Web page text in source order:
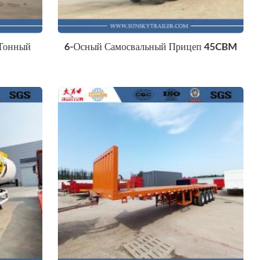
6-Осный Самосвальный Прицеп 45CBM